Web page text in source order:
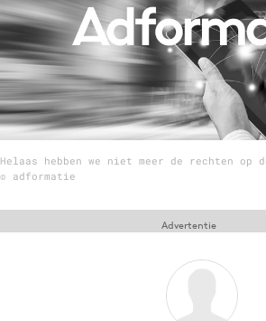
Menu
Home
9 sept: GenAI-training
12 nov: MarketingLive!
Adverteren
Helaas hebben we niet meer de rechten
© adformatie
Advertentie